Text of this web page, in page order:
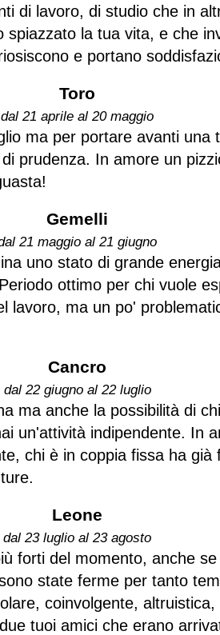
di lavoro, di studio che in
spiazzato la tua vita, e che
e portano
Toro
dal 21 aprile al 20 maggio
ma per portare avanti una
prudenza. In amore un
Gemelli
21 maggio al 21 giugno
uno stato di grande
ottimo per chi vuole
lavoro, ma un po'
Cancro
dal 22 giugno al 22 luglio
ma anche la possibilità di
un'attività indipendente. In
chi è in coppia fissa ha già
Leone
dal 23 luglio al 23 agosto
forti del momento, anche se
state ferme per tanto
coinvolgente,
tuoi amici che erano